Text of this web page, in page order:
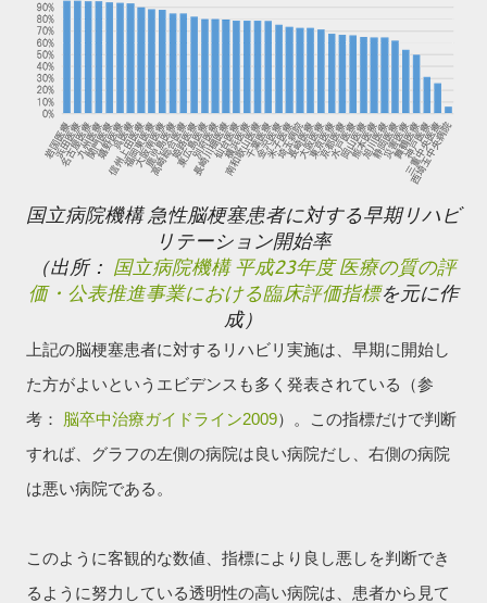
国立病院機構 急性脳梗塞患者に対する早期リハビ
リテーション開始率
（出所： 国立病院機構 平成23年度 医療の質の評
価・公表推進事業における臨床評価指標を元に作
成）
上記の脳梗塞患者に対するリハビリ実施は、早期に開始し
た方がよいというエビデンスも多く発表されている（参
考： 脳卒中治療ガイドライン2009）。
この指標だけで判断
すれば、 グラフの左側の病院は良い病院だし、右側の病院
は悪い病院である。
このように客観的な数値、指標により良し悪しを判断でき
るように努力している透明性の高い病院は、患者から見て